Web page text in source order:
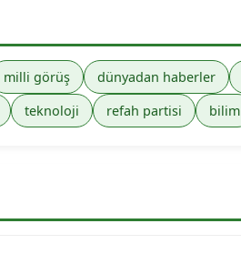
milli görüş dünyadan haberler
teknoloji refah partisi bilim